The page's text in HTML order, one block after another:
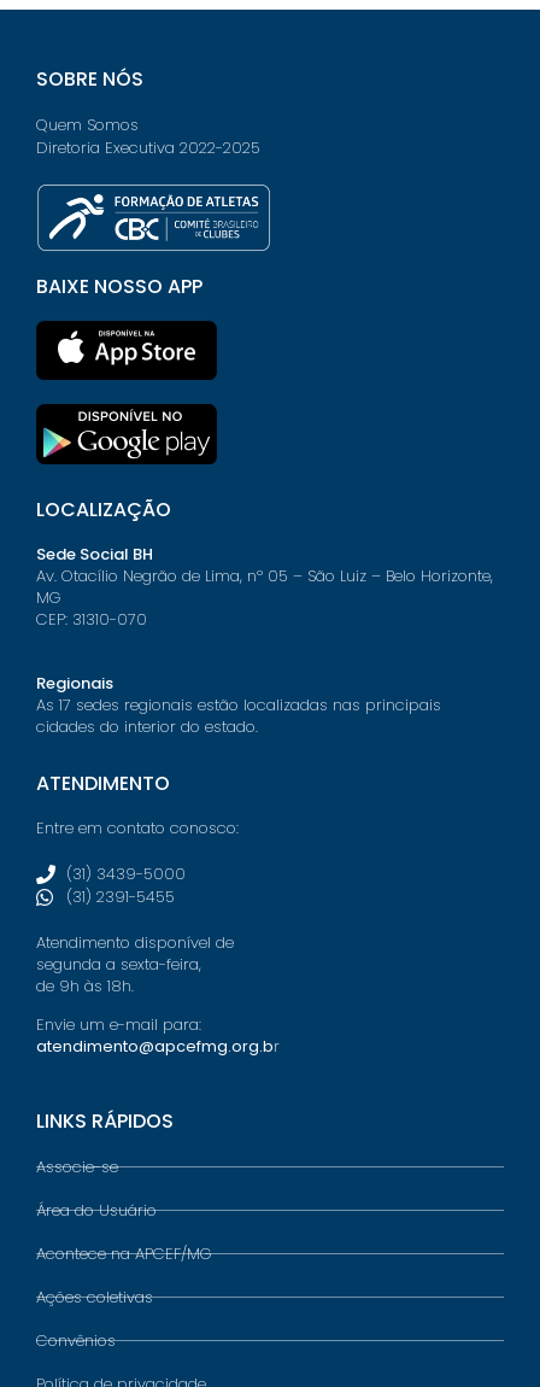
SOBRE NÓS
Quem Somos
Diretoria Executiva 2022-2025
BAIXE NOSSO APP
LOCALIZAÇÃO
Sede Social BH
Av. Otacílio Negrão de Lima, nº 05 – São Luiz – Belo Horizonte,
MG
CEP: 31310-070
Regionais
As 17 sedes regionais estão localizadas nas principais
cidades do interior do estado.
ATENDIMENTO
Entre em contato conosco:
(31) 3439-5000
(31) 2391-5455
Atendimento disponível de
segunda a sexta-feira,
de 9h às 18h.
Envie um e-mail para:
atendimento@apcefmg.org.br
LINKS RÁPIDOS
Associe-se
Área do Usuário
Acontece na APCEF/MG
Ações coletivas
Convênios